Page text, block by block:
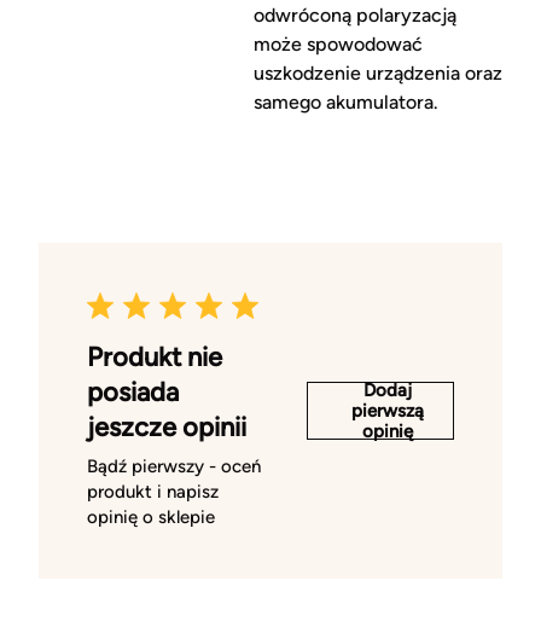
odwróconą polaryzacją
może spowodować
uszkodzenie urządzenia oraz
samego akumulatora.
Produkt nie
posiada
jeszcze opinii
Bądź pierwszy - oceń
produkt i napisz
opinię o sklepie
Dodaj
pierwszą
opinię